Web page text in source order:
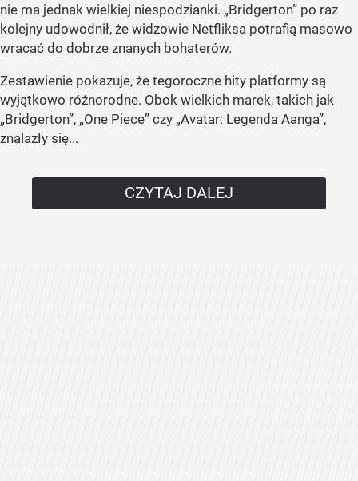
nie ma jednak wielkiej niespodzianki. „Bridgerton” po raz
kolejny udowodnił, że widzowie Netfliksa potrafią masowo
wracać do dobrze znanych bohaterów.
Zestawienie pokazuje, że tegoroczne hity platformy są
wyjątkowo różnorodne. Obok wielkich marek, takich jak
„Bridgerton”, „One Piece” czy „Avatar: Legenda Aanga”,
znalazły się...
CZYTAJ DALEJ